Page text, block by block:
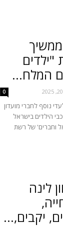
המלח...
0
נוסף לחברי מועדון
הילדים בישראל
וחברים' של רשת
לינה
יקבים,...